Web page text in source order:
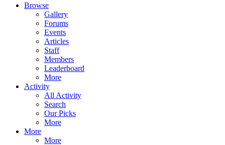
Browse
Gallery
Forums
Events
Articles
Staff
Members
Leaderboard
More
Activity
All Activity
Search
Our Picks
More
More
More